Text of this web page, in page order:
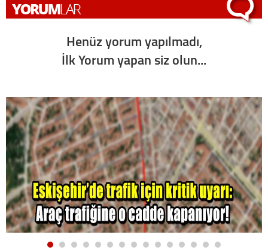
Henüz yorum yapılmadı,
İlk Yorum yapan siz olun...